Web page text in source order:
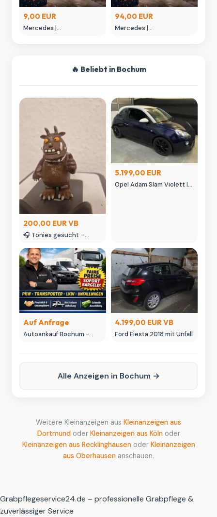
9,00 EUR
Mercedes |
94,00 EUR
Mercedes |
🔥 Beliebt in Bochum
200,00 EUR VB
🎧 Tonies gesucht –
seltene Tonies
Sammlerstücke
5.199,00 EUR
Opel Adam Slam Violett |
Auf Anfrage
Autoankauf Bochum -
4.199,00 EUR VB
Ford Fiesta 2018 mit Unfall
Alle Anzeigen in Bochum →
Weitere Kleinanzeigen aus Kleinanzeigen aus
Dortmund oder Kleinanzeigen aus Kölnoder
Kleinanzeigen aus Recklinghausenoder Kleinanzeigen
aus Oberhausen anschauen.
Grabpflegeservice24.de – professionelle Grabpflege &
zuverlässiger Service